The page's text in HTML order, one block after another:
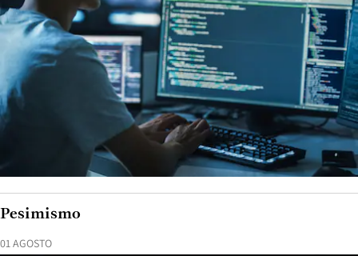
01 AGOSTO
Pesimismo